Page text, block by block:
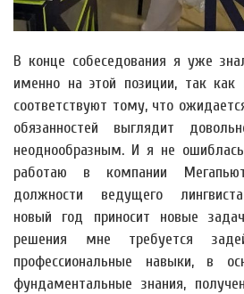
В конце собеседования я уже
именно на этой позиции, так
соответствуют тому, что
обязанностей выглядит
неоднообразным. И я не
работаю в компании
должности ведущего
новый год приносит новые
решения мне требуется
профессиональные навыки, в
фундаментальные знания,